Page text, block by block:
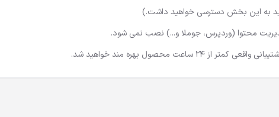
به این بخش دسترسی خواهید داشت.)
از 24 ساعت محصول بهره مند خواهید شد.